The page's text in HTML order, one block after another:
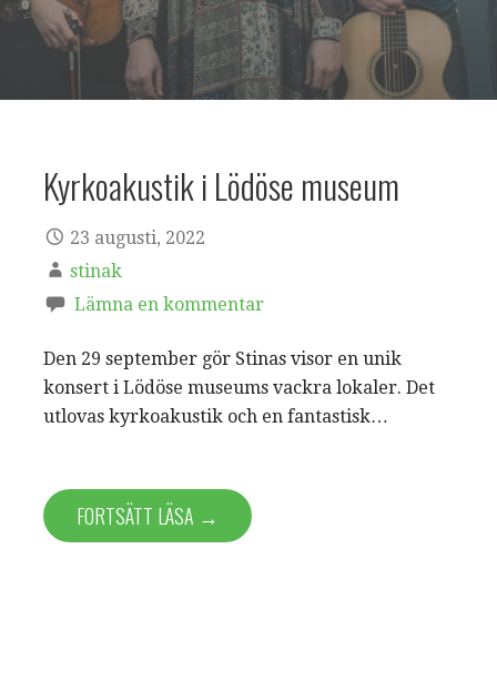
Kyrkoakustik i Lödöse museum
23 augusti, 2022
stinak
Lämna en kommentar
Den 29 september gör Stinas visor en unik
konsert i Lödöse museums vackra lokaler. Det
utlovas kyrkoakustik och en fantastisk…
FORTSÄTT LÄSA →